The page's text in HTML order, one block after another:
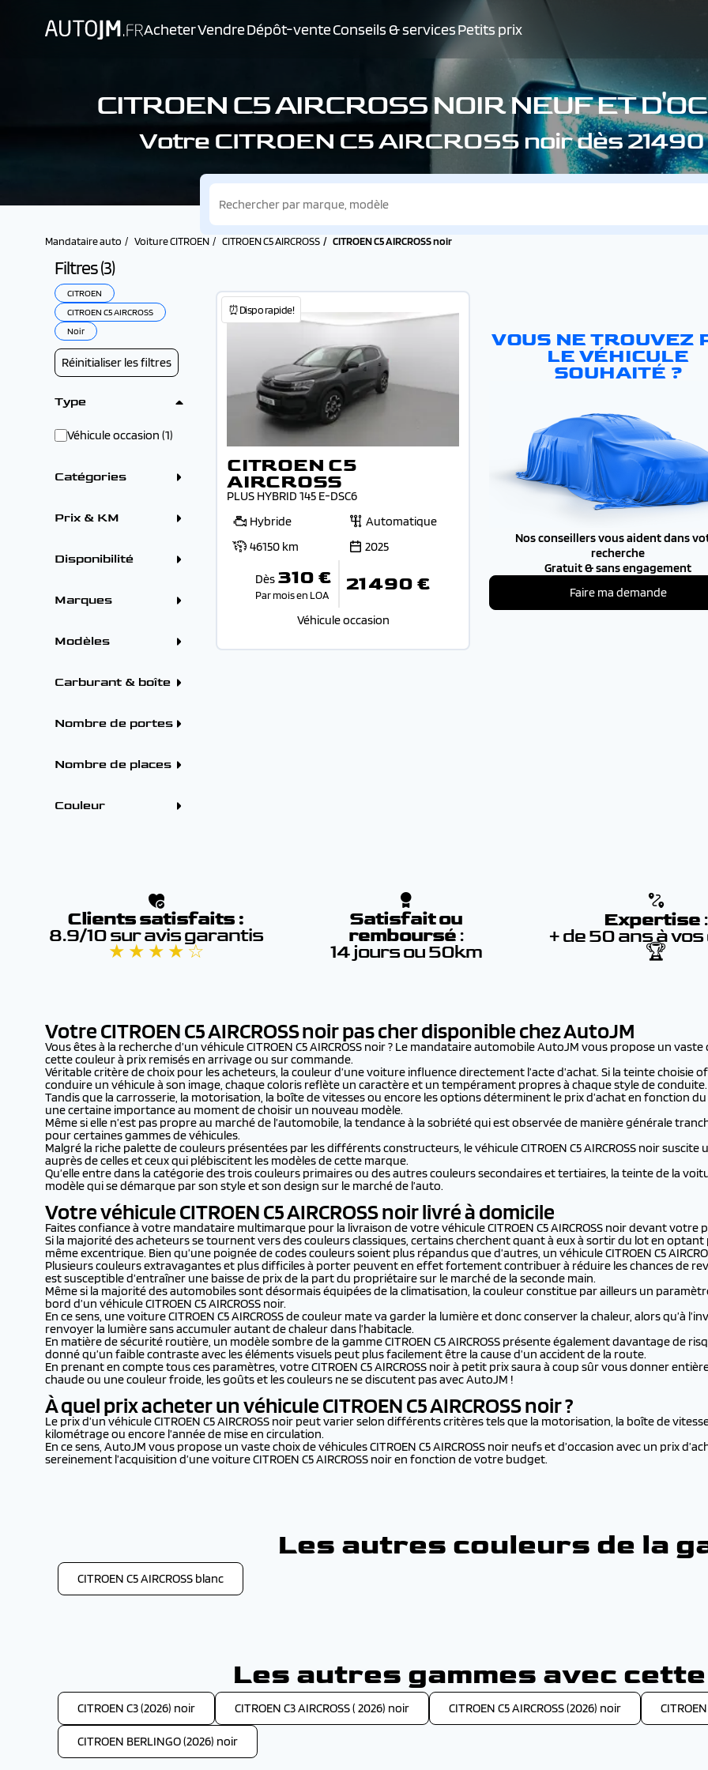
AcheterVendreDépôt-venteConseils & servicesPetits prix
CITROEN C5 AIRCROSSNOIR NEUF ET
Votre CITROEN C5 AIRCROSSnoir dès
Mandataire auto Voiture CITROEN CITROEN C5 AIRCROSS CITROEN C5 AIRCROSS noir
Filtres (3)
CITROEN
CITROEN C5 AIRCROSS
Noir
Réinitialiser les filtres
Type
Véhicule occasion (1)
Catégories
Prix & KM
Disponibilité
Marques
BMW (1)
CITROEN (8)
PEUGEOT (22)
Modèles
CITROEN
CITROEN BERLINGO
CITROEN C3 AIRCROSS
(1)
CITROEN JUMPY FG
Carburant & boîte
Hybride (1)
Boîtes
Nombre de portes
Nombre de places
Couleur
⏰Dispo rapide!
CITROEN C5
AIRCROSS
PLUS HYBRID 145 E-DSC6
Hybride
Automatique
46150 km
2025
Dès 310 €
Par mois en LOA 21 490 €
Véhicule occasion
VOUS NE TROUVEZ
LE VÉHICULE
SOUHAITÉ ?
Nos conseillers vous aident dans
recherche
Gratuit & sans engagement
Faire ma demande
Clients satisfaits :
8.9/10 sur avis garantis
★ ★ ★ ★ ☆
Satisfait ou
remboursé :
14 jours ou 50km
Expertise :
+ de 50 ans à
🏆
Votre CITROEN C5 AIRCROSSnoir pas cher disponible chez AutoJM
Vous êtes à la recherche d’un véhicule CITROEN C5 AIRCROSS noir ? Le mandataire automobile AutoJM vous propose un vaste
cette couleur à prix remisés en arrivage ou sur commande.
Véritable critère de choix pour les acheteurs, la couleur d’une voiture influence directement l’acte d’achat. Si la teinte
conduire un véhicule à son image, chaque coloris reflète un caractère et un tempérament propres à chaque style de
Tandis que la carrosserie, la motorisation, la boîte de vitesses ou encore les options déterminent le prix d’achat en fonction
une certaine importance au moment de choisir un nouveau modèle.
Même si elle n’est pas propre au marché de l’automobile, la tendance à la sobriété qui est observée de manière générale
pour certaines gammes de véhicules.
Malgré la riche palette de couleurs présentées par les différents constructeurs, le véhicule CITROEN C5 AIRCROSS noir
auprès de celles et ceux qui plébiscitent les modèles de cette marque.
Qu’elle entre dans la catégorie des trois couleurs primaires ou des autres couleurs secondaires et tertiaires, la teinte de la
modèle qui se démarque par son style et son design sur le marché de l’auto.
Votre véhicule CITROEN C5 AIRCROSS noir livré à domicile
Faites confiance à votre mandataire multimarque pour la livraison de votre véhicule CITROEN C5 AIRCROSS noir devant votre
Si la majorité des acheteurs se tournent vers des couleurs classiques, certains cherchent quant à eux à sortir du lot en
même excentrique. Bien qu’une poignée de codes couleurs soient plus répandus que d’autres, un véhicule CITROEN C5
Plusieurs couleurs extravagantes et plus difficiles à porter peuvent en effet fortement contribuer à réduire les chances de
est susceptible d’entraîner une baisse de prix de la part du propriétaire sur le marché de la seconde main.
Même si la majorité des automobiles sont désormais équipées de la climatisation, la couleur constitue par ailleurs un
bord d’un véhicule CITROEN C5 AIRCROSS noir.
En ce sens, une voiture CITROEN C5 AIRCROSS de couleur mate va garder la lumière et donc conserver la chaleur, alors qu’à
renvoyer la lumière sans accumuler autant de chaleur dans l’habitacle.
En matière de sécurité routière, un modèle sombre de la gamme CITROEN C5 AIRCROSS présente également davantage de
donné qu’un faible contraste avec les éléments visuels peut plus facilement être la cause d’un accident de la route.
En prenant en compte tous ces paramètres, votre CITROEN C5 AIRCROSS noir à petit prix saura à coup sûr vous donner
chaude ou une couleur froide, les goûts et les couleurs ne se discutent pas avec AutoJM !
À quel prix acheter un véhicule CITROEN C5 AIRCROSSnoir ?
Le prix d’un véhicule CITROEN C5 AIRCROSS noir peut varier selon différents critères tels que la motorisation, la boîte de
kilométrage ou encore l’année de mise en circulation.
En ce sens, AutoJM vous propose un vaste choix de véhicules CITROEN C5 AIRCROSS noir neufs et d’occasion avec un prix
sereinement l’acquisition d’une voiture CITROEN C5 AIRCROSS noir en fonction de votre budget.
Les autres couleurs de la
CITROEN C5 AIRCROSS blanc
Les autres gammes avec
CITROEN C3 (2026) noir CITROEN C3 AIRCROSS ( 2026) noir CITROEN C5 AIRCROSS (2026) noir
CITROEN BERLINGO (2026) noir